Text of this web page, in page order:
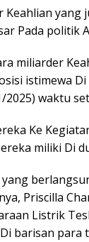
Keahlian
Pada politik
miliarder
istimewa
2025) waktu
Ke
miliki Di
Priscilla
Listrik
barisan para